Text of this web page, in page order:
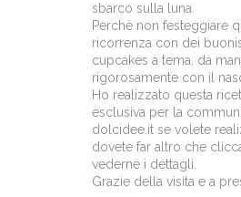
sbarco sulla luna.
Perchè non festeggiare
ricorrenza con dei
cupcakes a tema, da
rigorosamente con il
Ho realizzato questa
esclusiva per la
dolcidee.it se volete
dovete far altro che
vederne i dettagli.
Grazie della visita e a